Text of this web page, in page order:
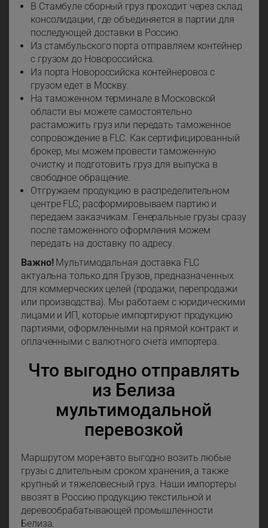
В Стамбуле сборный груз проходит через склад
консолидации, где объединяется в партии для
последующей доставки в Россию.
Из стамбульского порта отправляем контейнер
с грузом до Новороссийска.
Из порта Новороссийска контейнеровоз с
грузом едет в Москву.
На таможенном терминале в Московской
области вы можете самостоятельно
растаможить груз или передать таможенное
сопровождение в FLC. Как сертифицированный
брокер, мы можем провести таможенную
очистку и подготовить груз для выпуска в
свободное обращение.
Отгружаем продукцию в распределительном
центре FLC, расформировываем партию и
передаем заказчикам. Генеральные грузы сразу
после таможенного оформления можем
передать на доставку по адресу.
Важно!Мультимодальная доставка FLC
актуальна только для Грузов, предназначенных
для коммерческих целей (продажи, перепродажи
или производства). Мы работаем с юридическими
лицами и ИП, которые импортируют продукцию
партиями, оформленными на прямой контракт и
оплаченными с валютного счета импортера.
Что выгодно отправлять
из Белиза
мультимодальной
перевозкой
Маршрутом море+авто выгодно возить любые
грузы с длительным сроком хранения, а также
крупный и тяжеловесный груз. Наши импортеры
ввозят в Россию продукцию текстильной и
деревообрабатывающей промышленности
Белиза.